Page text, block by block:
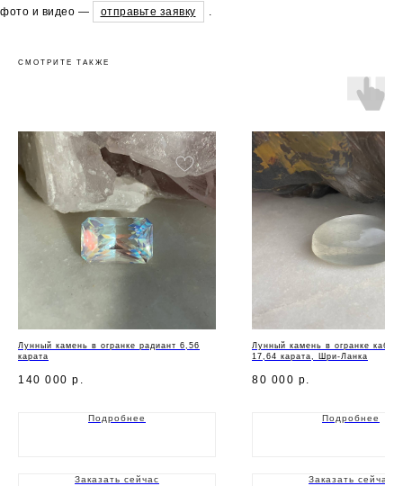
фото и видео —
отправьте заявку
СМОТРИТЕ ТАКЖЕ
Лунный камень в огранке радиант 6,56
карата
140 000 р.
Подробнее
Заказать сейчас
Лунный камень в огранке
17,64 карата, Шри-Ланка
80 000 р.
Подробнее
Заказать сейчас